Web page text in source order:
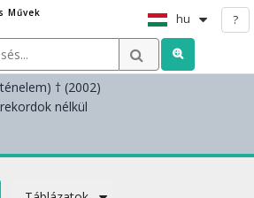
Művek
hu ?
† (2002)
nélkül